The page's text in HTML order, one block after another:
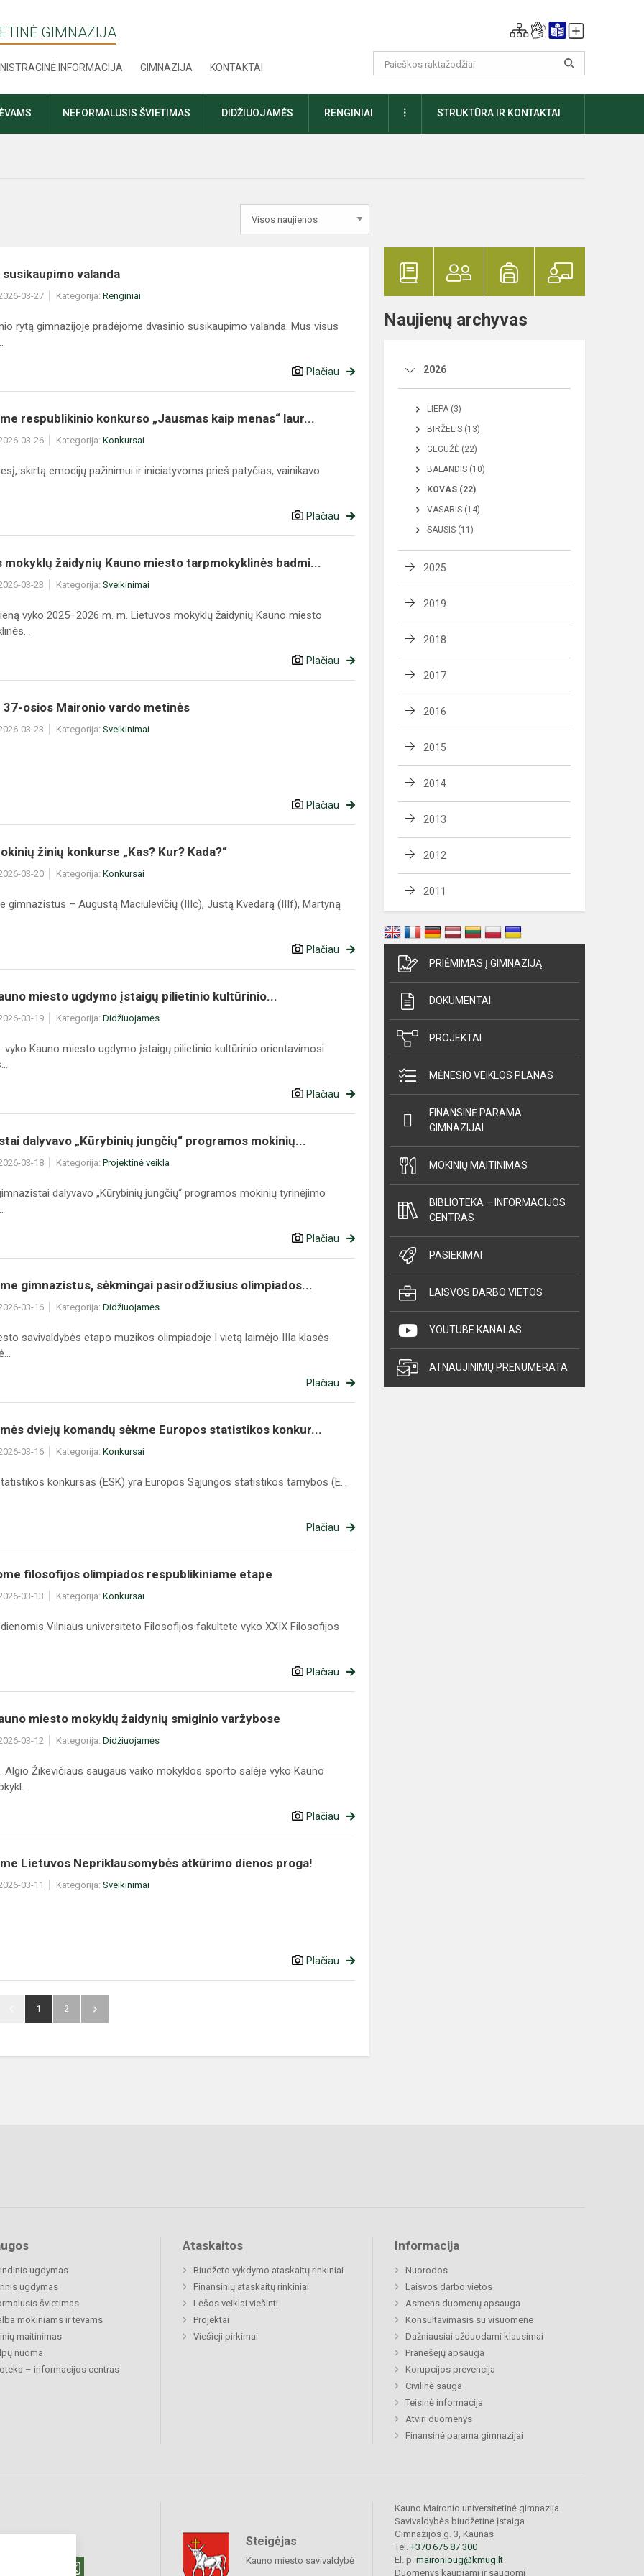
GIMNAZIJA
INFORMACIJA GIMNAZIJA KONTAKTAI
NEFORMALUSIS ŠVIETIMAS DIDŽIUOJAMĖS RENGINIAI DAUGIAUSTRUKTŪRA IR KONTAKTAI
susikaupimo valanda
03-27 Kategorija: Renginiai
rytą gimnazijoje pradėjome dvasinio susikaupimo valanda. Mus visus
Plačiau
respublikinio konkurso „Jausmas kaip menas“ laur...
03-26 Kategorija: Konkursai
skirtą emocijų pažinimui ir iniciatyvoms prieš patyčias, vainikavo
Plačiau
mokyklų žaidynių Kauno miesto tarpmokyklinės badmi...
03-23 Kategorija: Sveikinimai
vyko 2025–2026 m. m. Lietuvos mokyklų žaidynių Kauno miesto
Plačiau
37-osios Maironio vardo metinės
03-23 Kategorija: Sveikinimai
Plačiau
žinių konkurse „Kas? Kur? Kada?“
03-20 Kategorija: Konkursai
gimnazistus – Augustą Maciulevičių (IIIc), Justą Kvedarą (IIIf), Martyną
Plačiau
miesto ugdymo įstaigų pilietinio kultūrinio...
03-19 Kategorija: Didžiuojamės
vyko Kauno miesto ugdymo įstaigų pilietinio kultūrinio orientavimosi
Plačiau
dalyvavo „Kūrybinių jungčių“ programos mokinių...
03-18 Kategorija: Projektinė veikla
dalyvavo „Kūrybinių jungčių“ programos mokinių tyrinėjimo
Plačiau
gimnazistus, sėkmingai pasirodžiusius olimpiados...
03-16 Kategorija: Didžiuojamės
savivaldybės etapo muzikos olimpiadoje I vietą laimėjo IIIa klasės
Plačiau
dviejų komandų sėkme Europos statistikos konkur...
03-16 Kategorija: Konkursai
konkursas (ESK) yra Europos Sąjungos statistikos tarnybos (E...
Plačiau
filosofijos olimpiados respublikiniame etape
03-13 Kategorija: Konkursai
Vilniaus universiteto Filosofijos fakultete vyko XXIX Filosofijos
Plačiau
miesto mokyklų žaidynių smiginio varžybose
03-12 Kategorija: Didžiuojamės
Algio Žikevičiaus saugaus vaiko mokyklos sporto salėje vyko Kauno
Plačiau
Lietuvos Nepriklausomybės atkūrimo dienos proga!
03-11 Kategorija: Sveikinimai
Plačiau
1 2
Naujienų archyvas
2026
LIEPA (3)
BIRŽELIS (13)
GEGUŽĖ (22)
BALANDIS (10)
KOVAS (22)
VASARIS (14)
SAUSIS (11)
2025
2019
2018
2017
2016
2015
2014
2013
2012
2011
PRIĖMIMAS Į GIMNAZIJĄ
DOKUMENTAI
PROJEKTAI
MĖNESIO VEIKLOS PLANAS
FINANSINĖ PARAMA
GIMNAZIJAI
MOKINIŲ MAITINIMAS
BIBLIOTEKA – INFORMACIJOS
CENTRAS
PASIEKIMAI
LAISVOS DARBO VIETOS
YOUTUBE KANALAS
ATNAUJINIMŲ PRENUMERATA
ugdymas
ugdymas
švietimas
mokiniams ir tėvams
maitinimas
nuoma
– informacijos centras
Ataskaitos
Biudžeto vykdymo ataskaitų rinkiniai
Finansinių ataskaitų rinkiniai
Lėšos veiklai viešinti
Projektai
Viešieji pirkimai
Informacija
Nuorodos
Laisvos darbo vietos
Asmens duomenų apsauga
Konsultavimasis su visuomene
Dažniausiai užduodami klausimai
Pranešėjų apsauga
Korupcijos prevencija
Civilinė sauga
Teisinė informacija
Atviri duomenys
Finansinė parama gimnazijai
Steigėjas
Kauno miesto savivaldybė
Kauno Maironio universitetinė gimnazija
Savivaldybės biudžetinė įstaiga
Gimnazijos g. 3, Kaunas
Tel. +370 675 87 300
El. p. maironioug@kmug.lt
Duomenys kaupiami ir saugomi